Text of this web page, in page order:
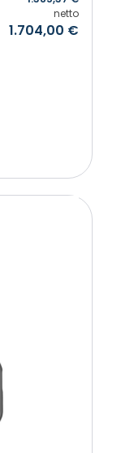
1.704,00 €
netto